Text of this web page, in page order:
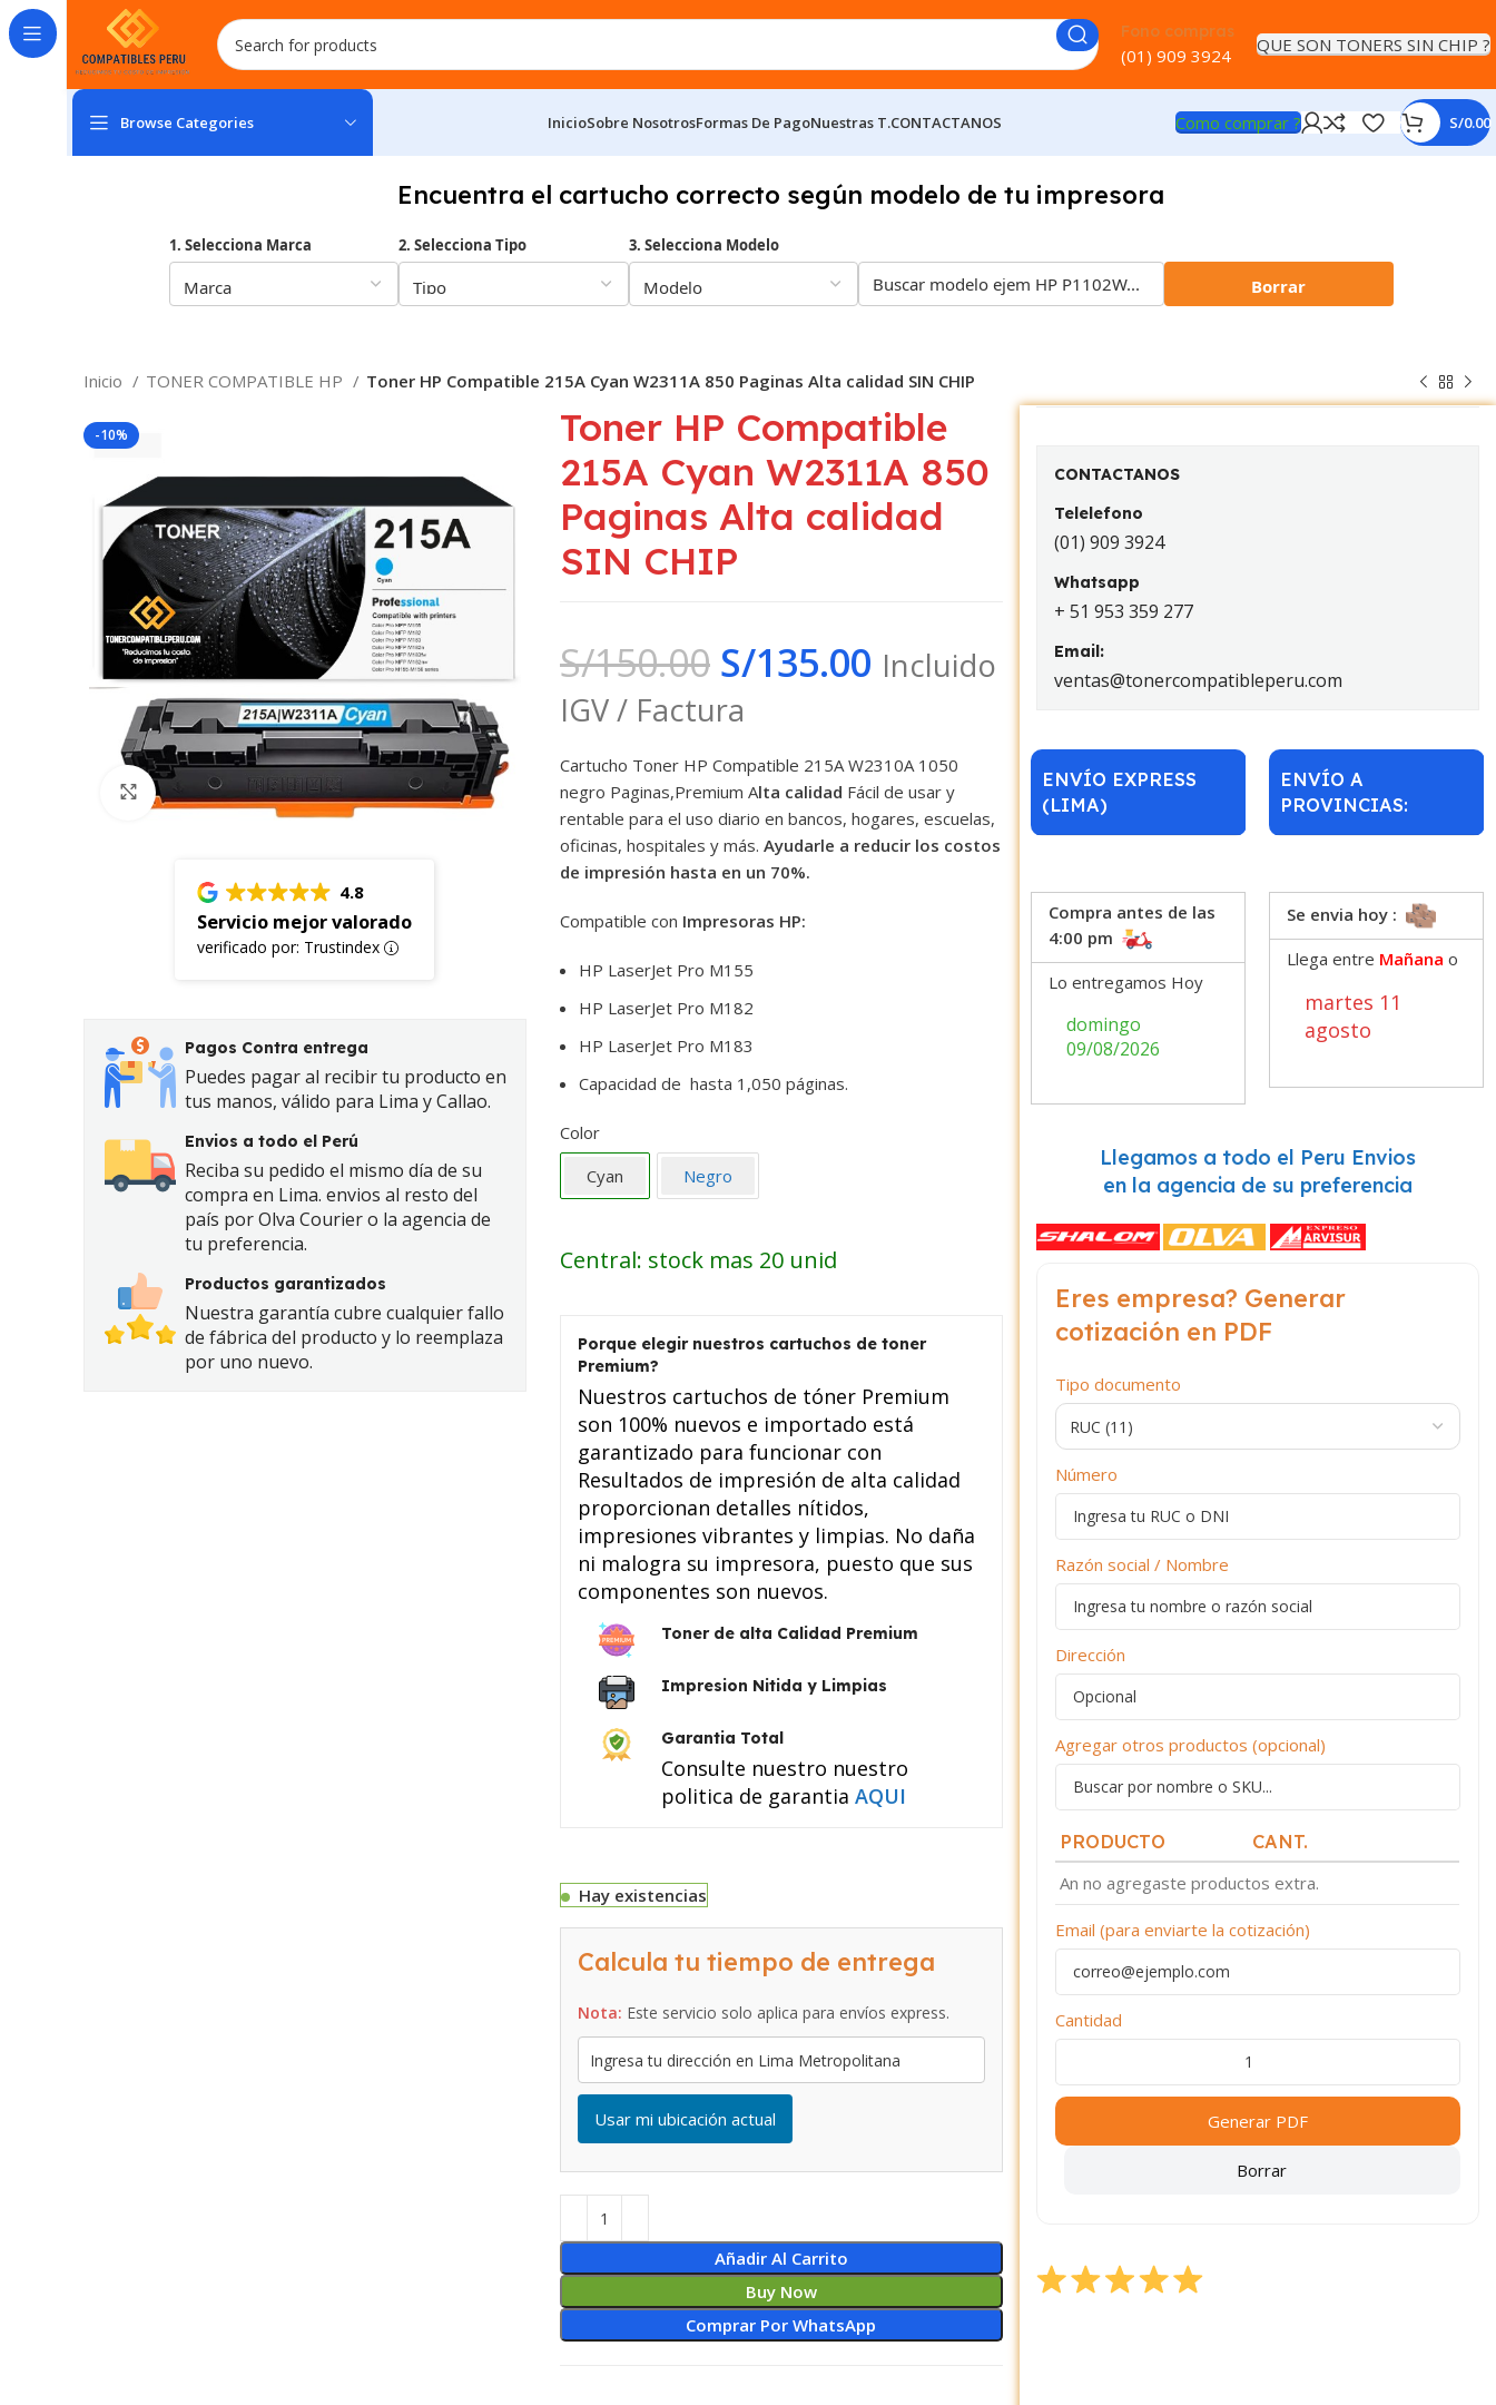
Fono compras
(01) 909 3924 QUE SON TONERS SIN CHIP ?
Browse Categories InicioSobre NosotrosFormas De PagoNuestras T.CONTACTANOS Como comprar ? S/0.00
Encuentra el cartucho correcto según modelo de tu impresora
1. Selecciona Marca 2. Selecciona Tipo 3. Selecciona Modelo
Borrar
Inicio TONER COMPATIBLE HP Toner HP Compatible 215A Cyan W2311A 850 Paginas Alta calidad SIN CHIP
-10%
Click to enlarge
4.8
Servicio mejor valorado
verificado por: Trustindex
Pagos Contra entrega
Puedes pagar al recibir tu producto en
tus manos, válido para Lima y Callao.
Envios a todo el Perú
Reciba su pedido el mismo día de su
compra en Lima. envios al resto del
país por Olva Courier o la agencia de
tu preferencia.
Productos garantizados
Nuestra garantía cubre cualquier fallo
de fábrica del producto y lo reemplaza
por uno nuevo.
Toner HP Compatible
215A Cyan W2311A 850
Paginas Alta calidad
SIN CHIP
S/150.00 S/135.00 Incluido
IGV / Factura
Cartucho Toner HP Compatible 215A W2310A 1050
negro Paginas,Premium Alta calidad Fácil de usar y
rentable para el uso diario en bancos, hogares, escuelas,
oficinas, hospitales y más. Ayudarle a reducir los costos
de impresión hasta en un 70%.
Compatible con Impresoras HP:
HP LaserJet Pro M155
HP LaserJet Pro M182
HP LaserJet Pro M183
Capacidad de hasta 1,050 páginas.
Color
Cyan
Negro
Central: stock mas 20 unid
Porque elegir nuestros cartuchos de toner
Premium?
Nuestros cartuchos de tóner Premium
son 100% nuevos e importado está
garantizado para funcionar con
Resultados de impresión de alta calidad
proporcionan detalles nítidos,
impresiones vibrantes y limpias. No daña
ni malogra su impresora, puesto que sus
componentes son nuevos.
Toner de alta Calidad Premium
Impresion Nitida y Limpias
Garantia Total
Consulte nuestro nuestro
politica de garantia AQUI
Hay existencias
Calcula tu tiempo de entrega
Nota: Este servicio solo aplica para envíos express.
Usar mi ubicación actual
Añadir Al Carrito
Buy Now
Comprar Por WhatsApp
CONTACTANOS
Telelefono
(01) 909 3924
Whatsapp
+ 51 953 359 277
Email:
ventas@tonercompatibleperu.com
ENVÍO EXPRESS
(LIMA)
Compra antes de las
4:00 pm
Lo entregamos Hoy
domingo
09/08/2026
ENVÍO A
PROVINCIAS:
Se envia hoy :
Llega entre Mañana o
martes 11
agosto
Llegamos a todo el Peru Envios
en la agencia de su preferencia
Eres empresa? Generar
cotización en PDF
Tipo documento
Número
Razón social / Nombre
Dirección
Agregar otros productos (opcional)
PRODUCTO CANT.
An no agregaste productos extra.
Email (para enviarte la cotización)
Cantidad
Generar PDF
Borrar